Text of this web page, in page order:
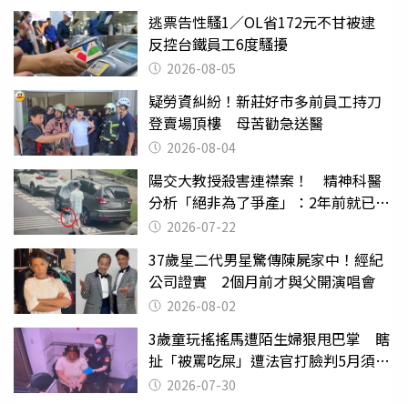
逃票告性騷1／OL省172元不甘被逮
反控台鐵員工6度騷擾
2026-08-05
疑勞資糾紛！新莊好市多前員工持刀
登賣場頂樓 母苦勸急送醫
2026-08-04
陽交大教授殺害連襟案！ 精神科醫
分析「絕非為了爭產」：2年前就已言
行詭異
2026-07-22
37歲星二代男星驚傳陳屍家中！經紀
公司證實 2個月前才與父開演唱會
2026-08-02
3歲童玩搖搖馬遭陌生婦狠甩巴掌 瞎
扯「被罵吃屎」遭法官打臉判5月須入
監 2026-07-30